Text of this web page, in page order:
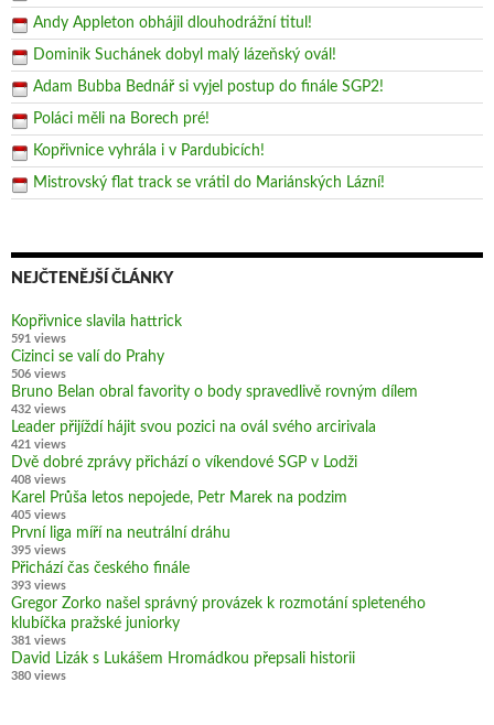
Andy Appleton obhájil dlouhodrážní titul!
Dominik Suchánek dobyl malý lázeňský ovál!
Adam Bubba Bednář si vyjel postup do finále SGP2!
Poláci měli na Borech pré!
Kopřivnice vyhrála i v Pardubicích!
Mistrovský flat track se vrátil do Mariánských Lázní!
NEJČTENĚJŠÍ ČLÁNKY
Kopřivnice slavila hattrick
591 views
Cizinci se valí do Prahy
506 views
Bruno Belan obral favority o body spravedlivě rovným dílem
432 views
Leader přijíždí hájit svou pozici na ovál svého arcirivala
421 views
Dvě dobré zprávy přichází o víkendové SGP v Lodži
408 views
Karel Průša letos nepojede, Petr Marek na podzim
405 views
První liga míří na neutrální dráhu
395 views
Přichází čas českého finále
393 views
Gregor Zorko našel správný provázek k rozmotání spleteného
klubíčka pražské juniorky
381 views
David Lizák s Lukášem Hromádkou přepsali historii
380 views